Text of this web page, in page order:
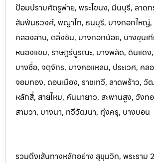
ป้อมปราบศัตรูพ่าย, พระโขนง, มีนบุรี, ลาดก
สัมพันธวงศ์, พญาไท, ธนบุรี, บางกอกใหญ่,
คลองสาน, ตลิ่งชัน, บางกอกน้อย, บางขุนเ
หนองแขม, ราษฎร์บูรณะ, บางพลัด, ดินแดง
บางซื่อ, จตุจักร, บางคอแหลม, ประเวศ, คล
จอมทอง, ดอนเมือง, ราชเทวี, ลาดพร้าว, วั
หลักสี่, สายไหม, คันนายาว, สะพานสูง, วังท
สามวา, บางนา, ทวีวัฒนา, ทุ่งครุ, บางบอน
รวมถึงเส้นทางหลักอย่าง สุขุมวิท, พระราม